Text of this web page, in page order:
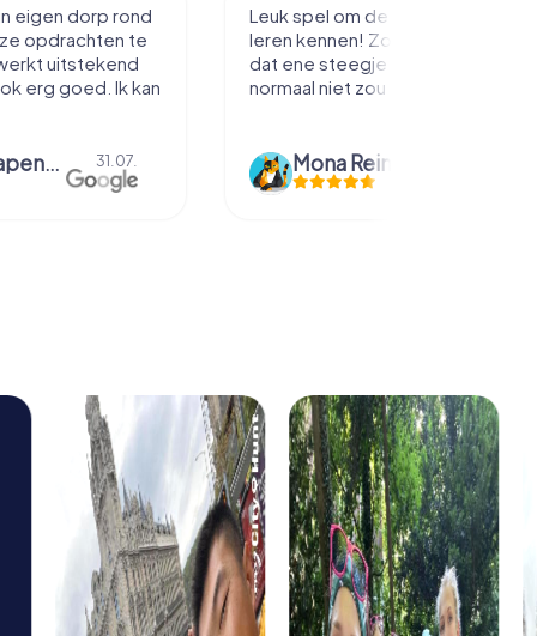
eigen dorp rond
opdrachten te
uitstekend
erg goed. Ik kan
bmm grapendaal 31.07.
Leuk spel om de stad mee te
leren kennen! Zo loop je toch net
dat ene steegje in je je misschien
normaal niet zou inlopen.
Mona Reinders